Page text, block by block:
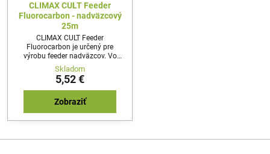
CLIMAX CULT Feeder
Fluorocarbon - nadväzcový
25m
CLIMAX CULT Feeder
Fluorocarbon je určený pre
výrobu feeder nadväzcov. Vo
vode pre rybu takmer neviditeľný!
Skladom
5,52 €
Zobraziť